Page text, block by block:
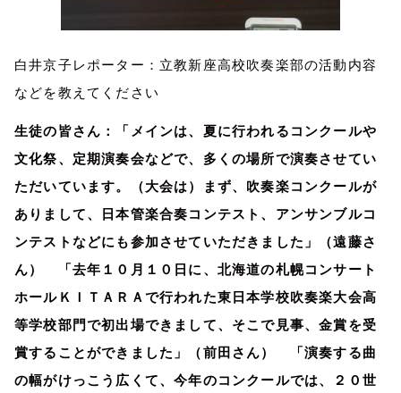
白井京子レポーター：立教新座高校吹奏楽部の活動内容
などを教えてください
生徒の皆さん：「メインは、夏に行われるコンクールや
文化祭、定期演奏会などで、多くの場所で演奏させてい
ただいています。（大会は）まず、吹奏楽コンクールが
ありまして、日本管楽合奏コンテスト、アンサンブルコ
ンテストなどにも参加させていただきました」（遠藤さ
ん） 「去年１０月１０日に、北海道の札幌コンサート
ホールＫＩＴＡＲＡで行われた東日本学校吹奏楽大会高
等学校部門で初出場できまして、そこで見事、金賞を受
賞することができました」（前田さん） 「演奏する曲
の幅がけっこう広くて、今年のコンクールでは、２０世